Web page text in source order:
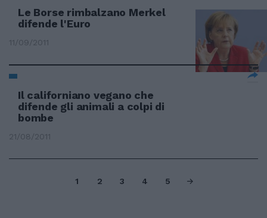
Le Borse rimbalzano Merkel
difende l'Euro
11/09/2011
Il californiano vegano che
difende gli animali a colpi di
bombe
21/08/2011
1 2 3 4 5